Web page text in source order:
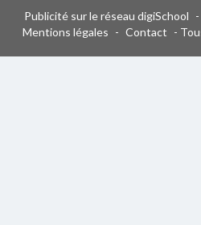
Publicité sur le réseau digiSchool -
Mentions légales - Contact -